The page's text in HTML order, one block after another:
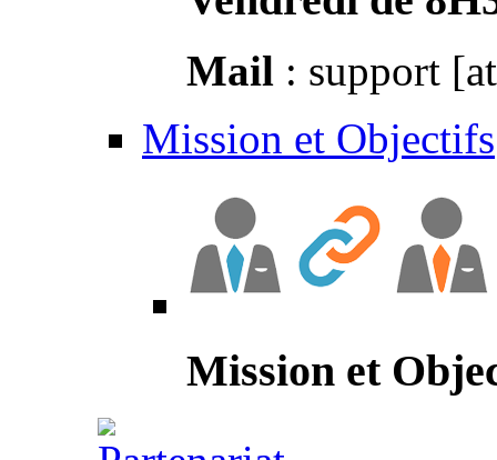
Mail : support
Mission et Objectifs
Mission et